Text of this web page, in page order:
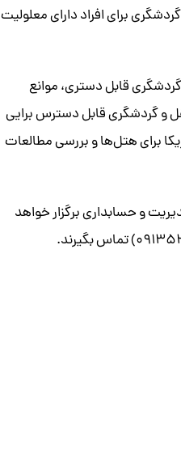
برای افراد دارای معلولیت
قابل دستری، موانع
و گردشگری قابل دسترس برایی
برای هتل‌ها و بررسی مطالعات
۲۰ هزار تومان در دانشکده مدیریت و حسابداری برگزار خواهد